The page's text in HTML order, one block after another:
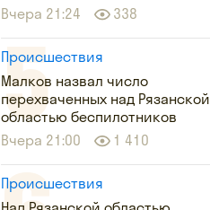
Вчера 21:24
338
Происшествия
Малков назвал число
перехваченных над Рязанской
областью беспилотников
Вчера 21:00
1 410
Происшествия